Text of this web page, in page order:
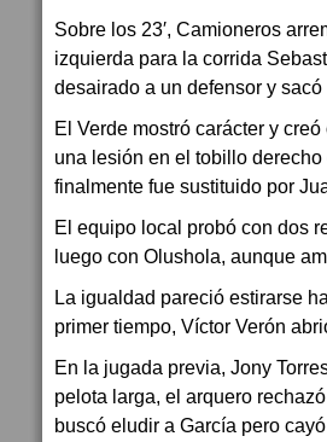
Sobre los 23′, Camioneros
izquierda para la corrida
desairado a un defensor y
El Verde mostró carácter y
una lesión en el tobillo
finalmente fue sustituido por
El equipo local probó con dos
luego con Olushola, aunque
La igualdad pareció estirarse
primer tiempo, Víctor Verón
En la jugada previa, Jony
pelota larga, el arquero
buscó eludir a García pero